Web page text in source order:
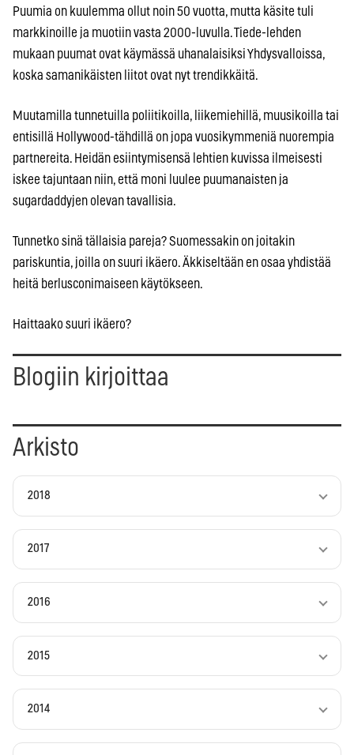
Puumia on kuulemma ollut noin 50 vuotta, mutta käsite tuli
markkinoille ja muotiin vasta 2000-luvulla. Tiede-lehden
mukaan puumat ovat käymässä uhanalaisiksi Yhdysvalloissa,
koska samanikäisten liitot ovat nyt trendikkäitä.
Muutamilla tunnetuilla poliitikoilla, liikemiehillä, muusikoilla tai
entisillä Hollywood-tähdillä on jopa vuosikymmeniä nuorempia
partnereita. Heidän esiintymisensä lehtien kuvissa ilmeisesti
iskee tajuntaan niin, että moni luulee puumanaisten ja
sugardaddyjen olevan tavallisia.
Tunnetko sinä tällaisia pareja? Suomessakin on joitakin
pariskuntia, joilla on suuri ikäero. Äkkiseltään en osaa yhdistää
heitä berlusconimaiseen käytökseen.
Haittaako suuri ikäero?
Blogiin kirjoittaa
Arkisto
2018
2017
2016
2015
2014